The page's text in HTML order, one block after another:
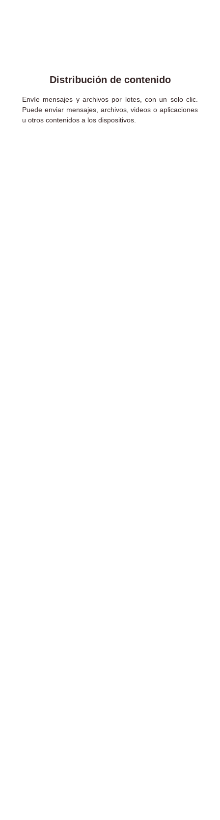
Distribución de contenido
Envíe mensajes y archivos por lotes, con un solo clic.
Puede enviar mensajes, archivos, videos o aplicaciones
u otros contenidos a los dispositivos.